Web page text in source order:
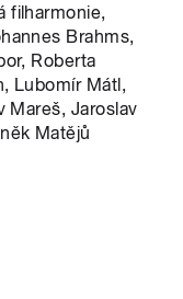
filharmonie,
Brahms,
Roberta
Lubomír Mátl,
Mareš, Jaroslav
Matějů